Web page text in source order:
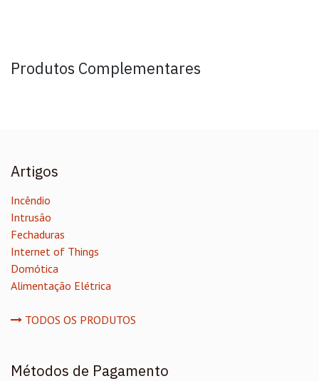
Produtos Complementares
Artigos
Incêndio
Intrusão
Fechaduras
Internet of Things
Domótica
Alimentação Elétrica
TODOS OS PRODUTOS
Métodos de Pagamento